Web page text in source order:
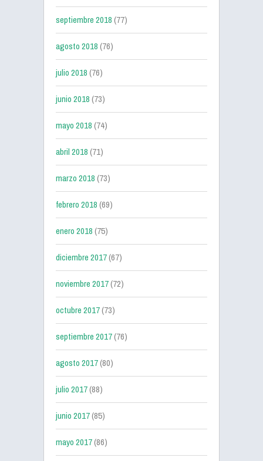
septiembre 2018(77)
agosto 2018(76)
julio 2018(76)
junio 2018(73)
mayo 2018(74)
abril 2018(71)
marzo 2018(73)
febrero 2018(69)
enero 2018(75)
diciembre 2017(67)
noviembre 2017(72)
octubre 2017(73)
septiembre 2017(76)
agosto 2017(80)
julio 2017(88)
junio 2017(85)
mayo 2017(86)